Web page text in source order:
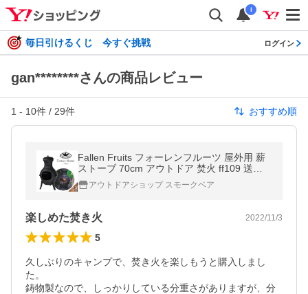
i
毎日引けるくじ 今すぐ挑戦 ログイン
gan********さんの商品レビュー
1 - 10件 / 29件 おすすめ順
Fallen Fruits フォーレンフルーツ 屋外用 薪
ストーブ 70cm アウトドア 焚火 ff109 送料
無料アウトドアショップ スモークベア
楽しめた焚き火 2022/11/3
5
久しぶりのキャンプで、焚き火を楽しもうと購入しまし
た。
鋳物製なので、しっかりしている分重さがありますが、分